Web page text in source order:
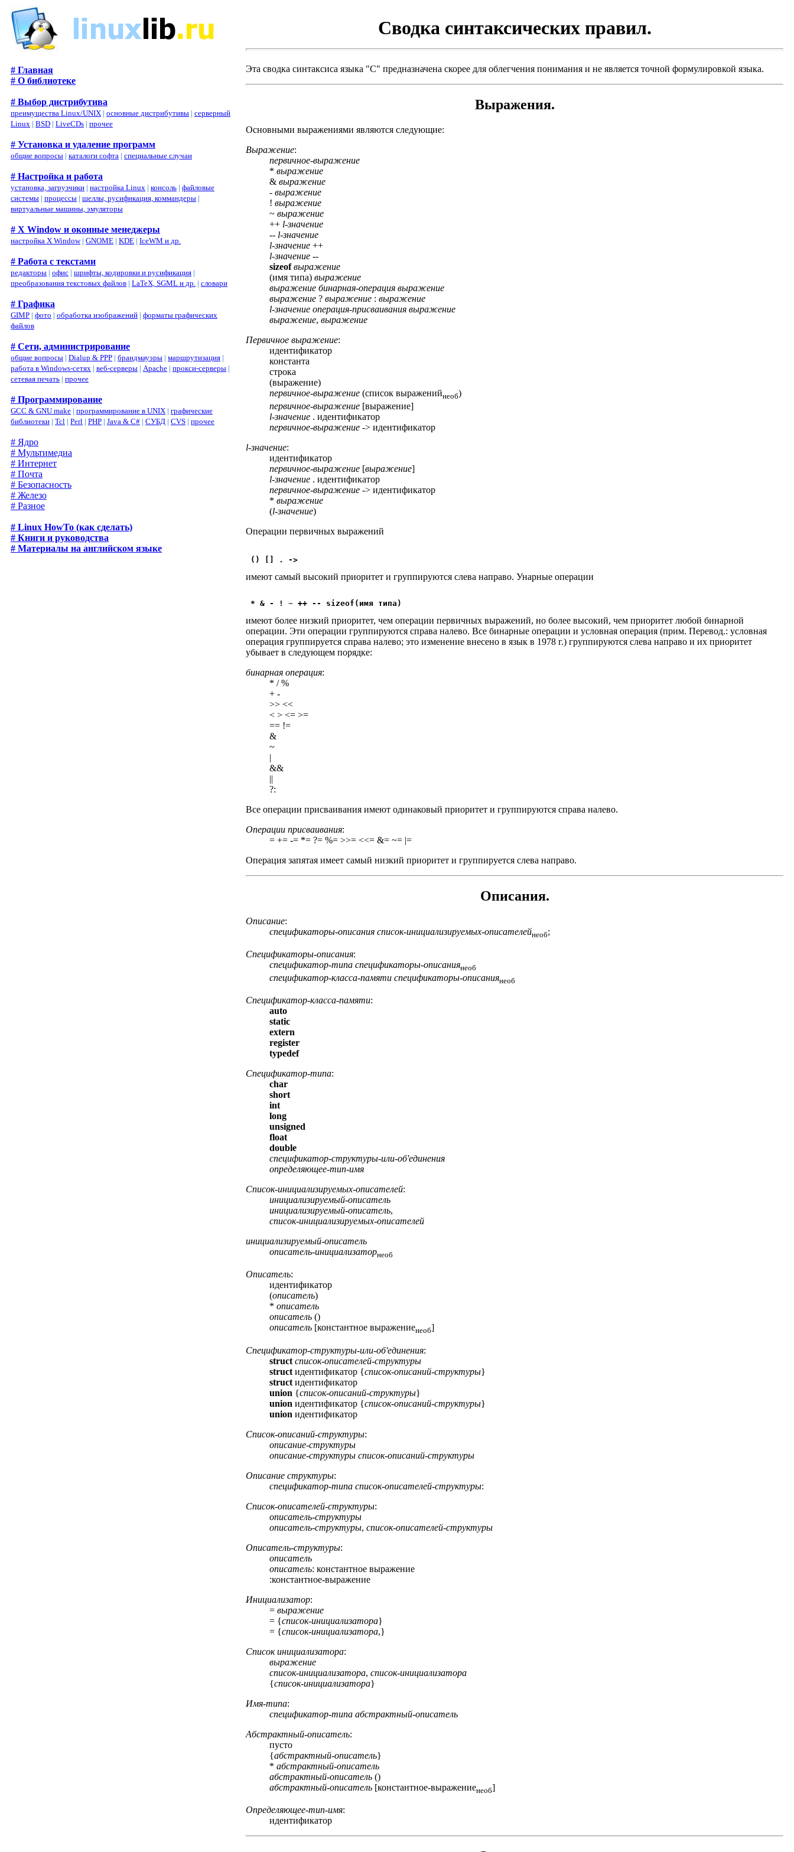
# Главная
# О библиотеке
# Выбор дистрибутива
преимущества Linux/UNIX | основные дистрибутивы | серверный
Linux | BSD | LiveCDs | прочее
# Установка и удаление программ
общие вопросы | каталоги софта | специальные случаи
# Настройка и работа
установка, загрузчики | настройка Linux | консоль | файловые
системы | процессы | шеллы, русификация, коммандеры |
виртуальные машины, эмуляторы
# X Window и оконные менеджеры
настройка X Window| GNOME | KDE | IceWM и др.
# Работа с текстами
редакторы | офис | шрифты, кодировки и русификация |
преобразования текстовых файлов | LaTeX, SGML и др. | словари
# Графика
GIMP | фото | обработка изображений | форматы графических
файлов
# Сети, администрирование
общие вопросы | Dialup & PPP | брандмауэры | маршрутизация |
работа в Windows-сетях | веб-серверы | Apache | прокси-серверы |
сетевая печать | прочее
# Программирование
GCC & GNU make | программирование в UNIX | графические
библиотеки | Tcl | Perl | PHP | Java & C# | СУБД | CVS | прочее
# Ядро
# Мультимедиа
# Интернет
# Почта
# Безопасность
# Железо
# Разное
# Linux HowTo (как сделать)
# Книги и руководства
# Материалы на английском языке
Сводка синтаксических правил.
Эта сводка синтаксиса языка "C" предназначена скорее для облегчения понимания и не является точной формулировкой языка.
Выражения.
Основными выражениями являются следующие:
Выражение:
первичное-выражение
*выражение
&выражение
-выражение
!выражение
~выражение
++ l-значение
-- l-значение
l-значение ++
l-значение --
sizeof выражение
(имя типа)выражение
выражение бинарная-операция выражение
выражение ?выражение :выражение
l-значение операция-присваивания выражение
выражение,выражение
Первичное выражение:
идентификатор
константа
строка
(выражение)
первичное-выражение (список выраженийнеоб)
первичное-выражение [выражение]
l-значение . идентификатор
первичное-выражение -> идентификатор
l-значение:
идентификатор
первичное-выражение [выражение]
l-значение . идентификатор
первичноe-выражение -> идентификатор
*выражение
(l-значение)
Операции первичных выражений
имеют самый высокий приоритет и группируются слева направо. Унарные операции
имеют более низкий приоритет, чем операции первичных выражений, но более высокий, чем приоритет любой бинарной
операции. Эти операции группируются справа налево. Все бинарные операции и условная операция (прим. Перевод.: условная
операция группируется справа налево; это изменение внесено в язык в 1978 г.) группируются слева направо и их приоритет
убывает в следующем порядке:
бинарная операция:
* / %
+ -
>> <<
< > <= >=
== !=
&
~
|
&&
||
?:
Все операции присваивания имеют одинаковый приоритет и группируются справа налево.
Операции присваивания:
= += -= *= ?= %= >>= <<= &= ~= |=
Операция запятая имеет самый низкий приоритет и группируется слева направо.
Описания.
Описание:
спецификаторы-описания список-инициализируемых-описателейнеоб;
Спецификаторы-описания:
спецификатор-типа спецификаторы-описаниянеоб
спецификатор-класса-памяти спецификаторы-описаниянеоб
Спецификатор-класса-памяти:
auto
static
extern
register
typedef
Спецификатор-типа:
char
short
int
long
unsigned
float
double
спецификатор-структуры-или-об'единения
определяющее-тип-имя
Список-инициализируемых-описателей:
инициализируемый-описатель
инициализируемый-описатель,
список-инициализируемых-описателей
инициализируемый-описатель
описатель-инициализаторнеоб
Описатель:
идентификатор
(описатель)
*описатель
описатель ()
описатель [константное выражениенеоб]
Спецификатор-структуры-или-об'единения:
struct список-описателей-структуры
struct идентификатор {список-описаний-структуры}
struct идентификатор
union {список-описаний-структуры}
union идентификатор {список-описаний-структуры}
union идентификатор
Список-описаний-структуры:
описаниe-структуры
описаниe-структуры список-описаний-структуры
Описание структуры:
спецификатор-типа список-описателей-структуры:
Список-описателей-структуры:
описатель-структуры
описатель-структуры,список-описателей-структуры
Описатель-структуры:
описатель
описатель: константное выражение
:константноe-выражение
Инициализатор:
=выражение
= {список-инициализатора}
= {список-инициализатора,}
Список инициализатора:
выражение
список-инициализатора,список-инициализатора
{список-инициализатора}
Имя-типа:
спецификатор-типа абстрактный-описатель
Абстрактный-описатель:
пусто
{абстрактный-описатель}
*абстрактный-описатель
абстрактный-описатель ()
абстрактный-описатель [константноe-выражениенеоб]
Определяющее-тип-имя:
идентификатор